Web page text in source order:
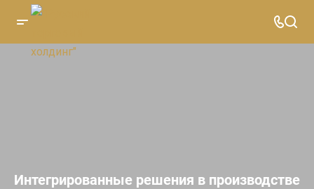
Интегрированные решения в производстве